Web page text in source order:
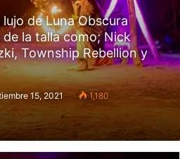
de Luna Obscura
la talla como; Nick
Township Rebellion y
15, 2021 1,180